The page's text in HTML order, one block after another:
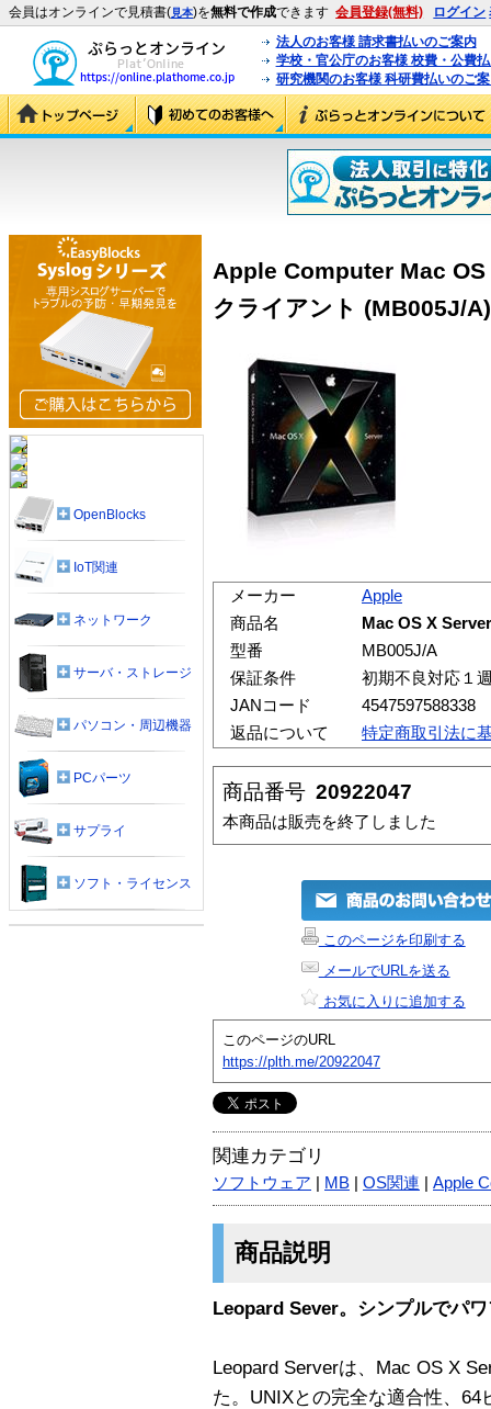
会員はオンラインで見積書(見本)を無料で作成できます 会員登録(無料) ログイン
法人のお客様 請求書払いのご案内
学校・官公庁のお客様 校費・公費
研究機関のお客様 科研費払いのご
Apple Computer Mac
クライアント (MB005J/A)
メーカー
Apple
商品名
Mac OS X
型番
MB005J/A
保証条件
初期不良対応１
JANコード
4547597588338
返品について
特定商取引法に
商品番号 20922047
本商品は販売を終了しました
このページを印刷する
メールでURLを送る
お気に入りに追加する
このページのURL
https://plth.me/20922047
関連カテゴリ
ソフトウェア MB OS関連 Apple
商品説明
Leopard Sever。シンプルでパ
Leopard Serverは、Mac OS X
た。UNIXとの完全な適合性、
OpenBlocks
IoT関連
ネットワーク
サーバ・ストレージ
パソコン・周辺機器
PCパーツ
サプライ
ソフト・ライセンス